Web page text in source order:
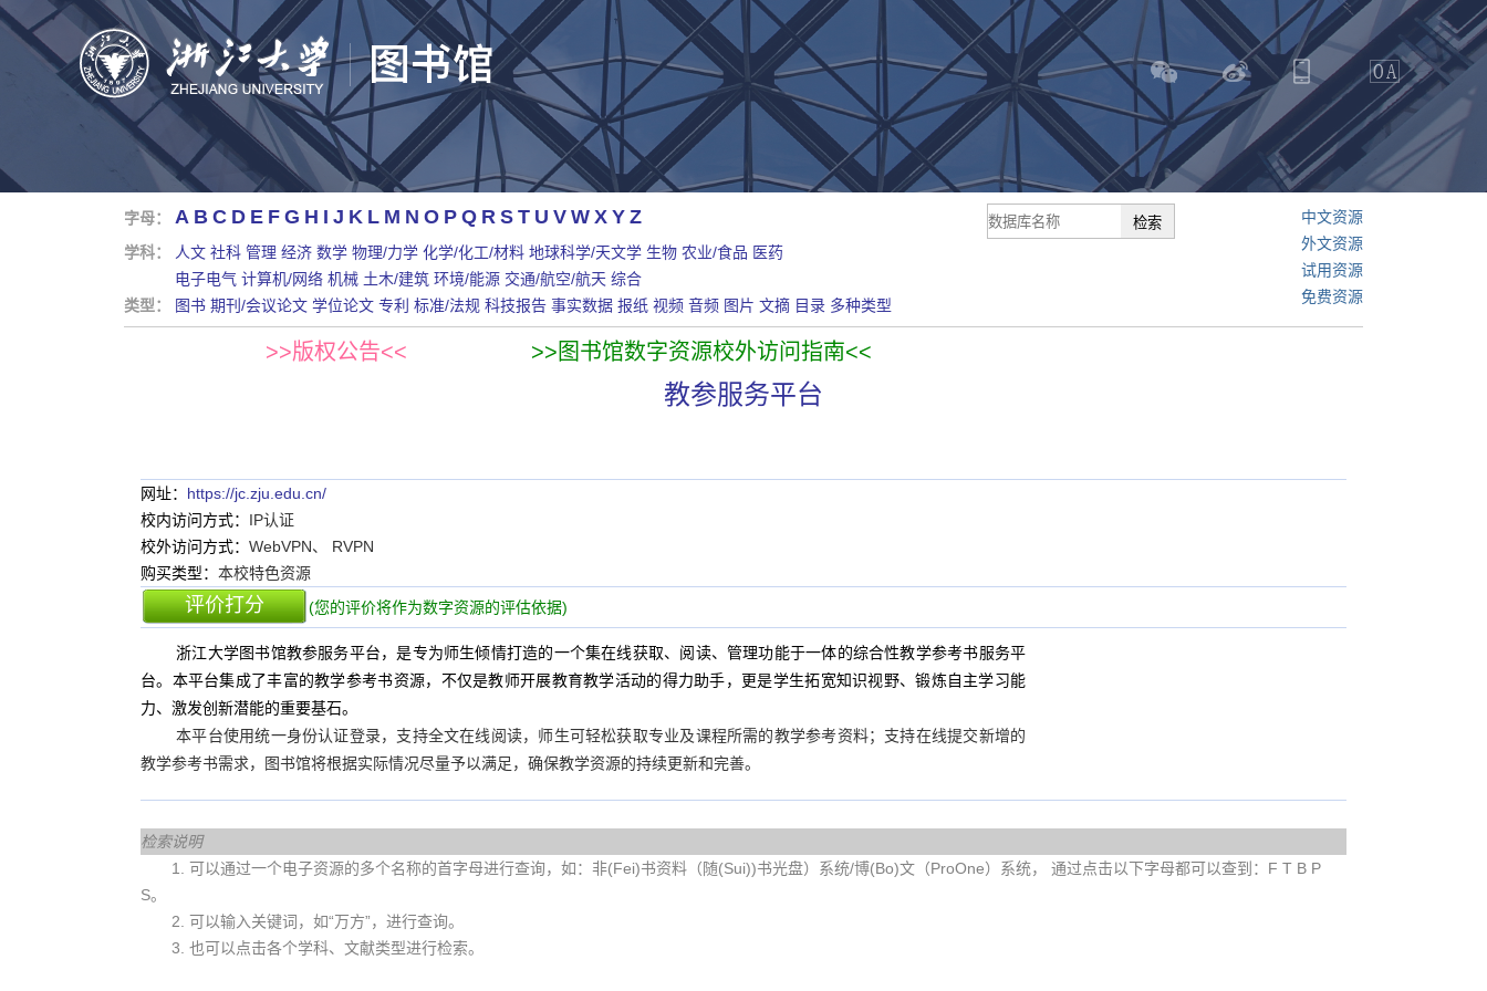
字母： A B C D E F G H I J K L M N O P Q R S T U V W X Y Z
学科： 人文 社科 管理 经济 数学 物理/力学 化学/化工/材料 地球科学/天文学 生物 农业/食品 医药
电子电气 计算机/网络 机械 土木/建筑 环境/能源 交通/航空/航天 综合
类型：
图书 期刊/会议论文 学位论文 专利 标准/法规 科技报告 事实数据 报纸 视频 音频 图片 文摘 目录 多种类型
中文资源
外文资源
试用资源
免费资源
>>版权公告<< >>图书馆数字资源校外访问指南<<
教参服务平台
网址： https://jc.zju.edu.cn/
校内访问方式： IP认证
校外访问方式： WebVPN、 RVPN
购买类型： 本校特色资源
评价打分 (您的评价将作为数字资源的评估依据)
浙江大学图书馆教参服务平台，是专为师生倾情打造的一个集在线获取、阅读、管理功能于一体的综合性教学参考书服务平
台。本平台集成了丰富的教学参考书资源，不仅是教师开展教育教学活动的得力助手，更是学生拓宽知识视野、锻炼自主学习能
力、激发创新潜能的重要基石。
本平台使用统一身份认证登录，支持全文在线阅读，师生可轻松获取专业及课程所需的教学参考资料；支持在线提交新增的
教学参考书需求，图书馆将根据实际情况尽量予以满足，确保教学资源的持续更新和完善。
检索说明
1. 可以通过一个电子资源的多个名称的首字母进行查询，如：非(Fei)书资料（随(Sui))书光盘）系统/博(Bo)文（ProOne）系统， 通过点击以下字母都可以查到：F T B P
S。
2. 可以输入关键词，如“万方”，进行查询。
3. 也可以点击各个学科、文献类型进行检索。